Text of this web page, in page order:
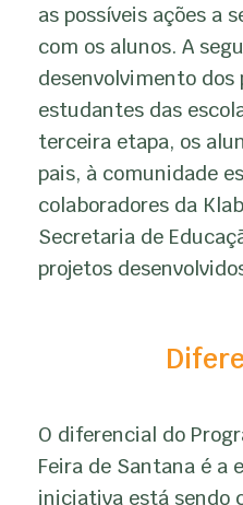
as possíveis ações a
com os alunos. A
desenvolvimento dos
estudantes das
terceira etapa, os
pais, à comunidade
colaboradores da
Secretaria de
projetos
O diferencial do
Feira de Santana é a
iniciativa está sendo